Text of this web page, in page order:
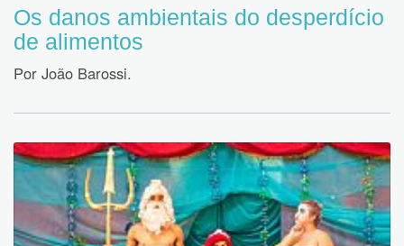
Os danos ambientais do desperdício
de alimentos
Por João Barossi.